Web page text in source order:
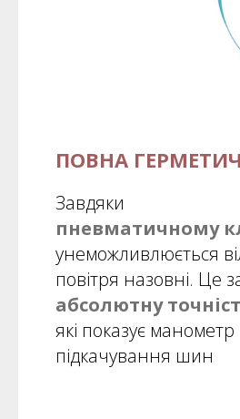
ПОВНА
Завдяки
пневматичному
унеможливлюється
повітря назовні. Це
абсолютну
які показує манометр
підкачування шин